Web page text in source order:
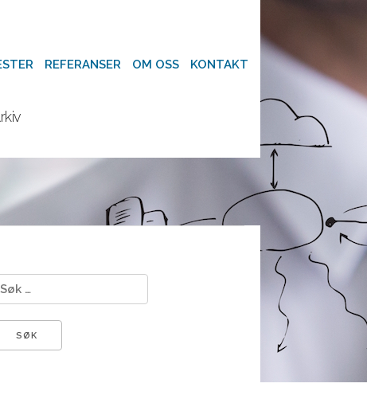
REFERANSER OM OSS KONTAKT
etter: